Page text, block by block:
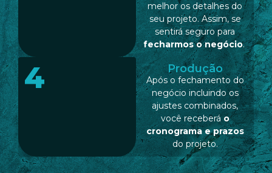
melhor os detalhes do
seu projeto. Assim, se
sentirá seguro para
fecharmos o negócio.
4 Produção
Após o fechamento do
negócio incluindo os
ajustes combinados,
você receberáo
cronograma e prazos
do projeto.